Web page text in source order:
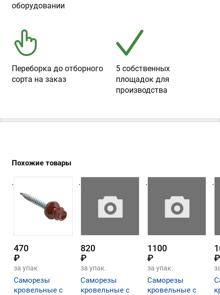
оборудовании
Переборка до отборного
сорта на заказ
5 собственных
площадок для
производства
Похожие товары
.
470
₽
за упак.
Саморезы
кровельные с
.
820
₽
за упак.
Саморезы
кровельные с
.
1100
₽
за упак.
Саморезы
кровельные с
.
₽